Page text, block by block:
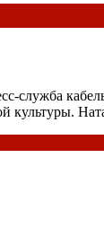
культуры.